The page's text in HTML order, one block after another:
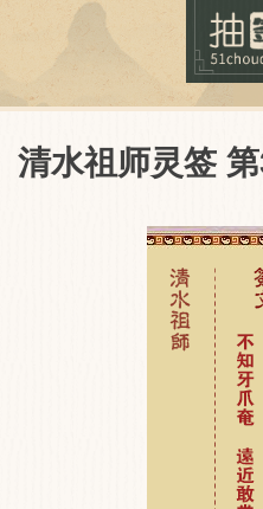
抽签
清水祖师灵签